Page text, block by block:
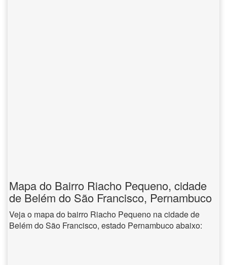
Mapa do Bairro Riacho Pequeno, cidade
de Belém do São Francisco, Pernambuco
Veja o mapa do bairro Riacho Pequeno na cidade de
Belém do São Francisco, estado Pernambuco abaixo: